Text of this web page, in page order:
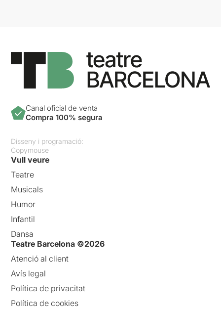
Canal oficial de venta
Compra 100% segura
Disseny i programació:
Copymouse
Vull veure
Teatre
Musicals
Humor
Infantil
Dansa
Teatre Barcelona ©2026
Atenció al client
Avís legal
Política de privacitat
Política de cookies